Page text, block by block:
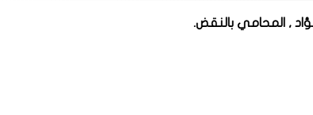
, المحامي بالنقض.